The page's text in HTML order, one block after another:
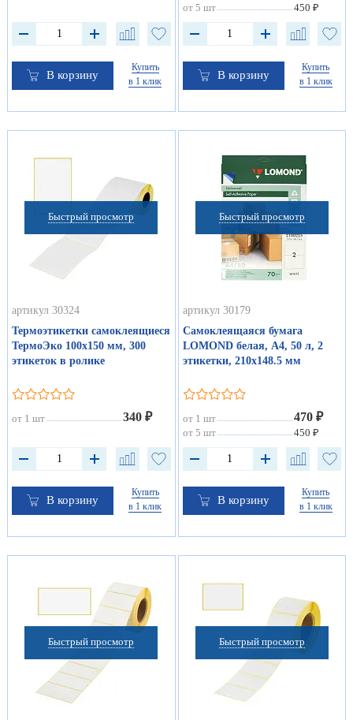
В корзину
Купить
в 1 клик
от 5 шт 450 ₽
В корзину
Купить
в 1 клик
Быстрый просмотр
артикул 30324
Термоэтикетки самоклеящиеся
ТермоЭко 100х150 мм, 300
этикеток в ролике
от 1 шт 340 ₽
В корзину
Купить
в 1 клик
Быстрый просмотр
артикул 30179
Самоклеящаяся бумага
LOMOND белая, А4, 50 л, 2
этикетки, 210х148.5 мм
от 1 шт 470 ₽
от 5 шт 450 ₽
В корзину
Купить
в 1 клик
Быстрый просмотр Быстрый просмотр